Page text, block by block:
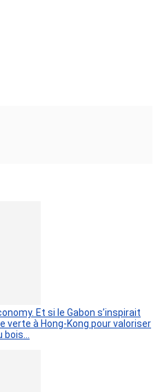
Et si le Gabon s’inspirait
verte à Hong-Kong pour valoriser